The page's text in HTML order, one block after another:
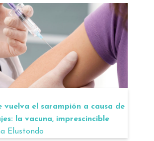
vuelva el sarampión a causa de
la vacuna, imprescincible
Elustondo